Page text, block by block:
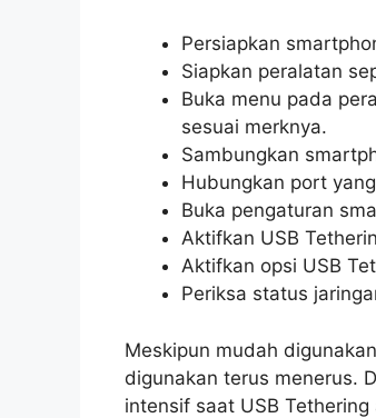
Persiapkan
Siapkan peralatan
Buka menu pada
sesuai merknya.
Sambungkan
Hubungkan port
Buka pengaturan
Aktifkan USB
Aktifkan opsi USB
Periksa status
Meskipun mudah
digunakan terus menerus.
intensif saat USB Tethering